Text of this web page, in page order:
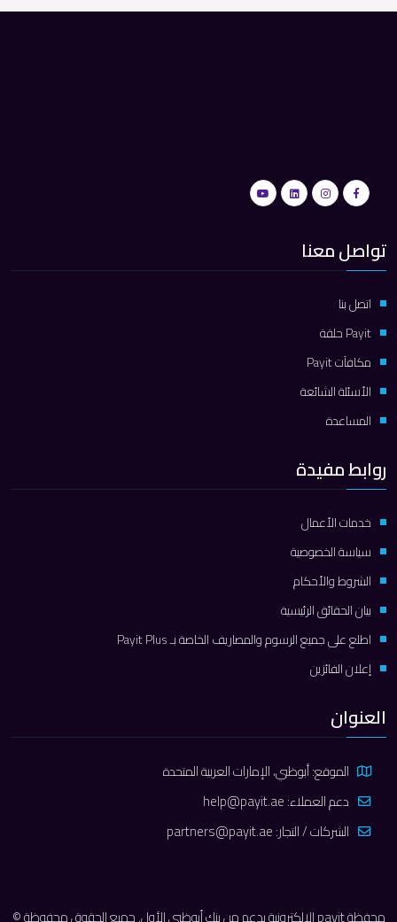
تواصل معنا
اتصل بنا
Payit حلقة
مكافآت Payit
الأسئلة الشائعة
المساعدة
روابط مفيدة
خدمات الأعمال
سياسة الخصوصية
الشروط والأحكام
بيان الحقائق الرئيسية
اطلع على جميع الرسوم والمصاريف الخاصة بـ Payit Plus
إعلان الفائزين
العنوان
الموقع: أبوظبي، الإمارات العربية المتحدة
دعم العملاء:help@payit.ae
الشركات / التجار:partners@payit.ae